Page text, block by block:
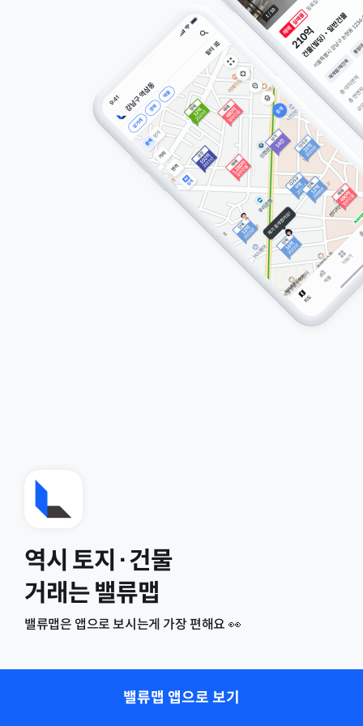
역시 토지·건물
거래는 밸류맵
밸류맵은 앱으로 보시는게 가장 편해요 👀
밸류맵 앱으로 보기